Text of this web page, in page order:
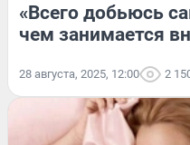
«Всего добьюсь
чем занимается
28 августа, 2025, 12:00 2